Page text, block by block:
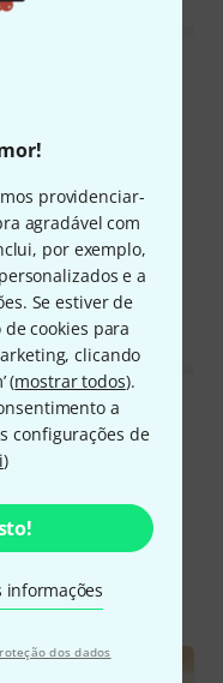
providenciar-
agradável com
por exemplo,
e a
Se estiver de
cookies para
clicando
(mostrar todos).
a
configurações de
)
informações
dos dados
its job perfectly